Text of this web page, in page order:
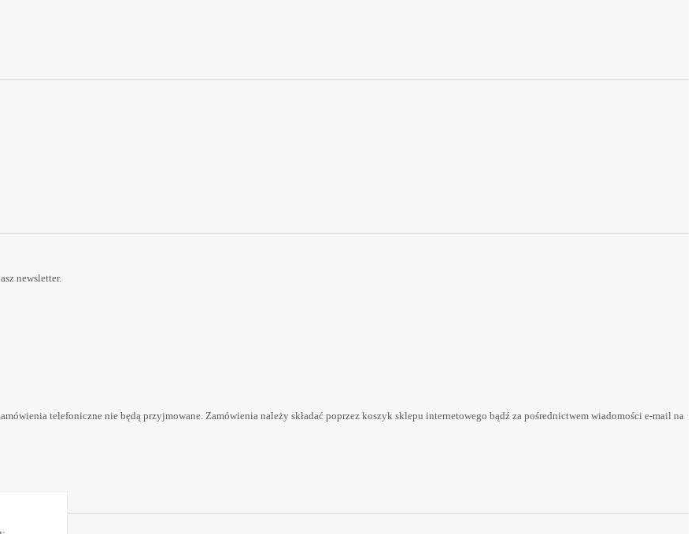
newsletter.
telefoniczne nie będą przyjmowane. Zamówienia należy składać poprzez koszyk sklepu internetowego bądź za pośrednictwem wiadomości e-mail na